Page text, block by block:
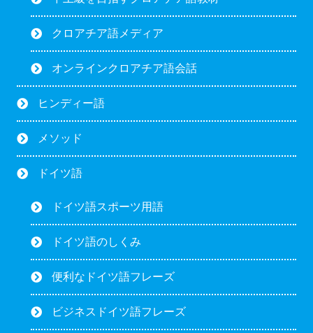
クロアチア語メディア
オンラインクロアチア語会話
ヒンディー語
メソッド
ドイツ語
ドイツ語スポーツ用語
ドイツ語のしくみ
便利なドイツ語フレーズ
ビジネスドイツ語フレーズ